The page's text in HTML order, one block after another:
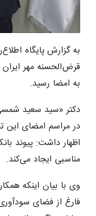
به گزارش پایگاه
قرض‌الحسنه مهر
به امضا رسید.
دکتر «سید سعید
در مراسم امضای این
اظهار داشت: پیوند
مناسبی ایجاد می‌کند.
وی با بیان اینکه
فارغ از فضای